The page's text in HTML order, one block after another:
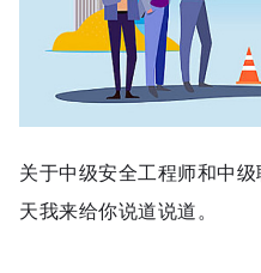
关于中级安全工程师和中
天我来给你说道说道。